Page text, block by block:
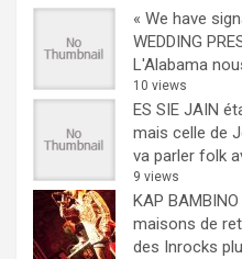
« We have
WEDDING
L'Alabama
10 views
ES SIE JAIN
mais celle de
va parler folk
9 views
KAP
maisons de
des Inrocks